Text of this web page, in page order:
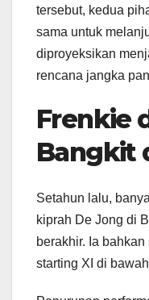
tersebut, kedua
sama untuk
diproyeksikan
rencana jangka
Frenkie
Bangkit
Setahun lalu,
kiprah De Jong di
berakhir. Ia
starting XI di